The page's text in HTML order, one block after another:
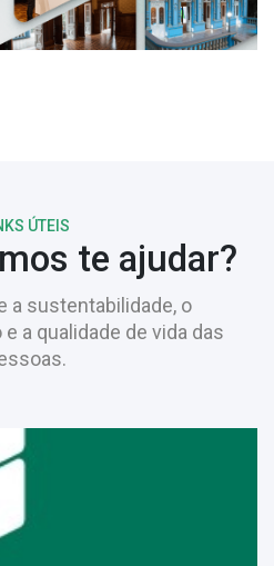
ÚTEIS
te ajudar?
a sustentabilidade, o
a qualidade de vida das